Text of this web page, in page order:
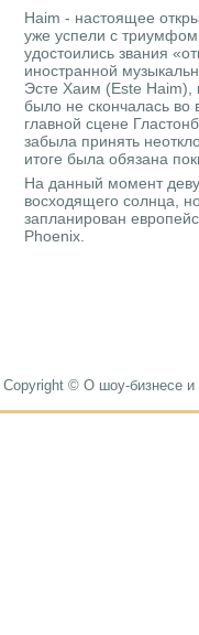
Haim - настоящее
уже успели с
удостоились звания
иностранной
Эсте Хаим (Este Haim),
было не скончалась во
главной сцене
забыла принять
итоге была обязана
На данный момент
восходящего солнца,
запланирован
Phoenix.
Copyright © О шоу-бизнесе и